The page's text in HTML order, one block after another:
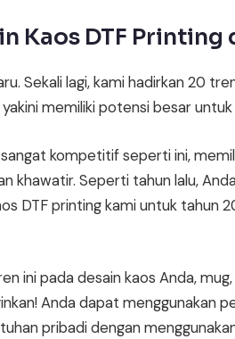
Kaos DTF Printing
Sekali lagi, kami hadirkan 20
memiliki potensi besar
kompetitif seperti ini,
khawatir. Seperti tahun lalu,
DTF printing kami untuk tahun
ini pada desain kaos Anda,
Anda dapat menggunakan
pribadi dengan